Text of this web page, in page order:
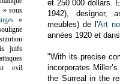
et 250 000 dollars.
1942), designer,
meubles) de l'Art
années 1920 et
"With its precise
incorporates
the Surreal in the
» sous
»
juifs
exil